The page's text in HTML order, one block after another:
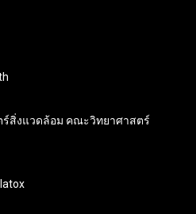
ร์สิ่งแวดล้อม คณะวิทยาศาสตร์